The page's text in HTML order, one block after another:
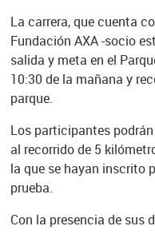
La carrera, que cuenta
Fundación AXA -socio
salida y meta en el
10:30 de la mañana y
parque.
Los participantes
al recorrido de 5
la que se hayan inscrito
prueba.
Con la presencia de sus